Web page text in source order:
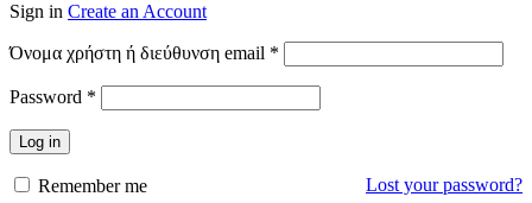
Sign in Create an Account
Όνομα χρήστη ή διεύθυνση email *
Password *
Log in
Lost your password?
Remember me